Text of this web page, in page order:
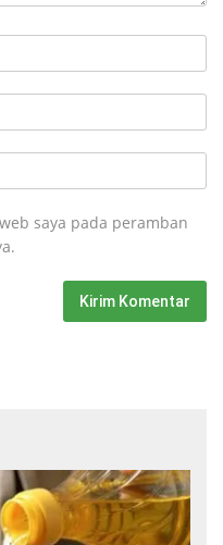
saya pada peramban